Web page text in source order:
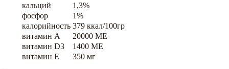
кальций
1,3%
фосфор
1%
калорийность 379 ккал/100гр
витамин A
20000 ME
витамин D3
1400 ME
витамин E
350 мг